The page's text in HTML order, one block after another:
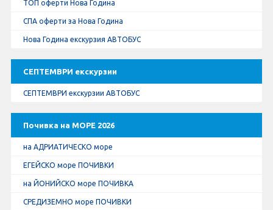
Стандартен Формуляр
КОНТАКТИ
ТОП оферти Нова Година
СПА оферти за Нова Година
Нова Година екскурзия АВТОБУС
СЕПТЕМВРИ екскурзии
СЕПТЕМВРИ екскурзии АВТОБУС
Почивка на МОРЕ 2026
на АДРИАТИЧЕСКО море
ЕГЕЙСКО море ПОЧИВКИ
на ЙОНИЙСКО море ПОЧИВКА
СРЕДИЗЕМНО море ПОЧИВКИ